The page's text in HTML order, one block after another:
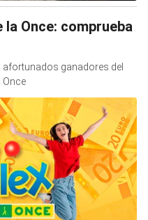
Once: comprueba
ganadores del